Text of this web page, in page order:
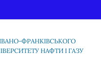
ФРАНКІВСЬКОГО
НАФТИ І ГАЗУ